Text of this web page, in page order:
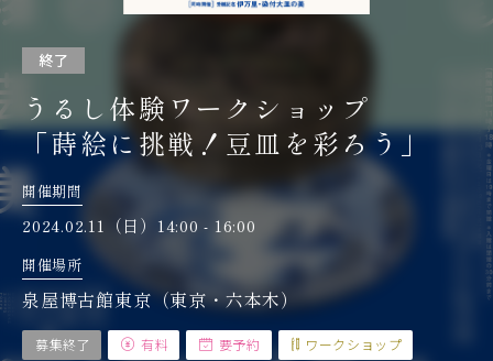
終了
うるし体験ワークショップ
「蒔絵に挑戦！豆皿を彩ろう」
開催期間
2024.02.11（日）14:00 - 16:00
開催場所
泉屋博古館東京（東京・六本木）
募集終了 有料 要予約 ワークショップ